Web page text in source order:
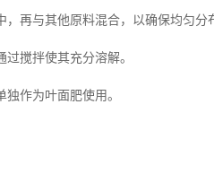
再与其他原料混合，以确保均匀分
搅拌使其充分溶解。
作为叶面肥使用。